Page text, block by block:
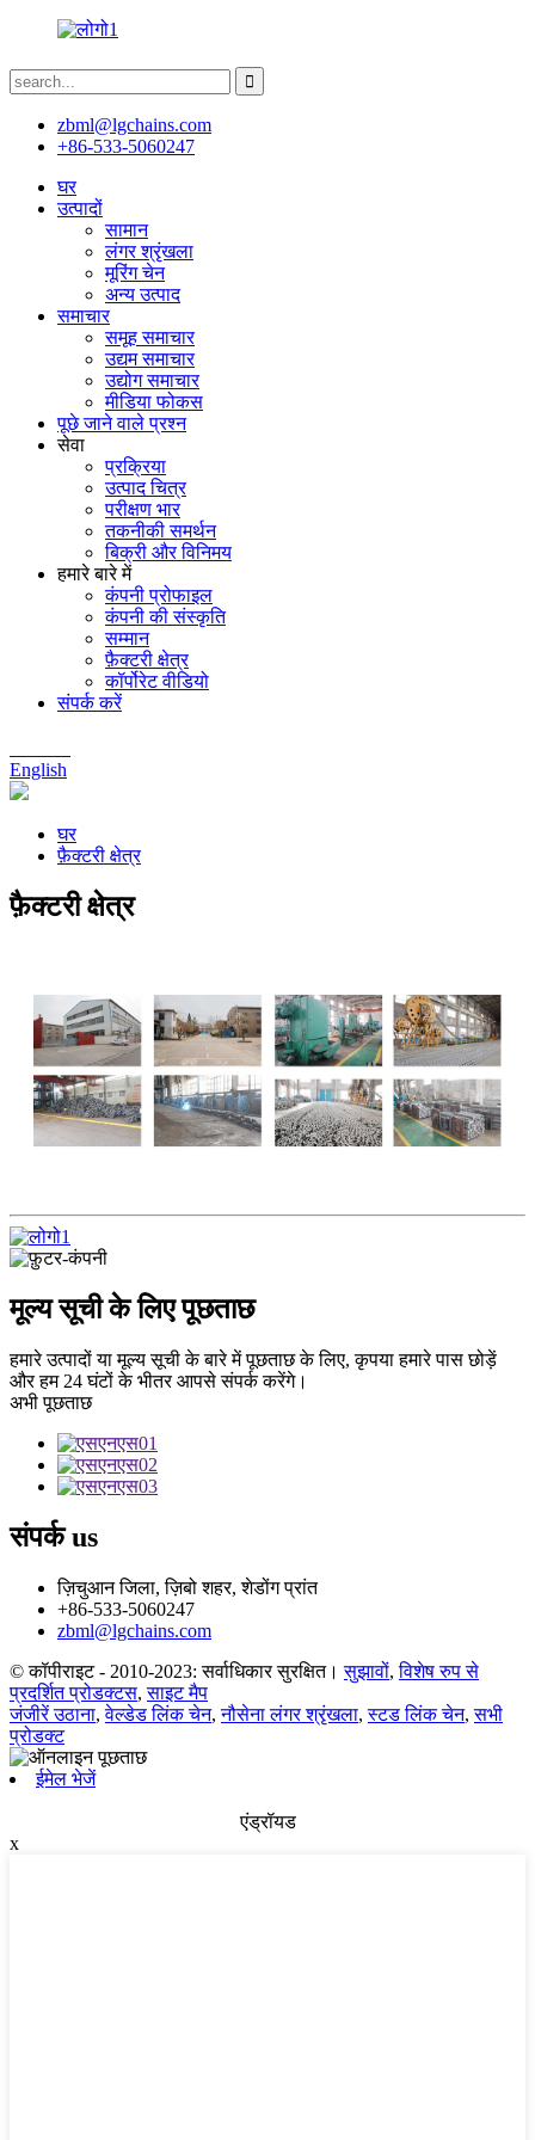
zbml@lgchains.com
+86-533-5060247
घर
उत्पादों
सामान
लंगर श्रृंखला
मूरिंग चेन
अन्य उत्पाद
समाचार
समूह समाचार
उद्यम समाचार
उद्योग समाचार
मीडिया फोकस
पूछे जाने वाले प्रश्न
सेवा
प्रक्रिया
उत्पाद चित्र
परीक्षण भार
तकनीकी समर्थन
बिक्री और विनिमय
हमारे बारे में
कंपनी प्रोफाइल
कंपनी की संस्कृति
सम्मान
फ़ैक्टरी क्षेत्र
कॉर्पोरेट वीडियो
संपर्क करें
English
घर
फ़ैक्टरी क्षेत्र
फ़ैक्टरी क्षेत्र
मूल्य सूची के लिए पूछताछ
हमारे उत्पादों या मूल्य सूची के बारे में पूछताछ के लिए, कृपया हमारे पास छोड़ें
और हम 24 घंटों के भीतर आपसे संपर्क करेंगे।
अभी पूछताछ
संपर्कus
ज़िचुआन जिला, ज़िबो शहर, शेडोंग प्रांत
+86-533-5060247
zbml@lgchains.com
© कॉपीराइट - 2010-2023: सर्वाधिकार सुरक्षित। सुझावों,विशेष रुप से
प्रदर्शित प्रोडक्टस,साइट मैप
जंजीरें उठाना,वेल्डेड लिंक चेन,नौसेना लंगर श्रृंखला,स्टड लिंक चेन,सभी
प्रोडक्ट
ईमेल भेजें
एंड्रॉयड
x